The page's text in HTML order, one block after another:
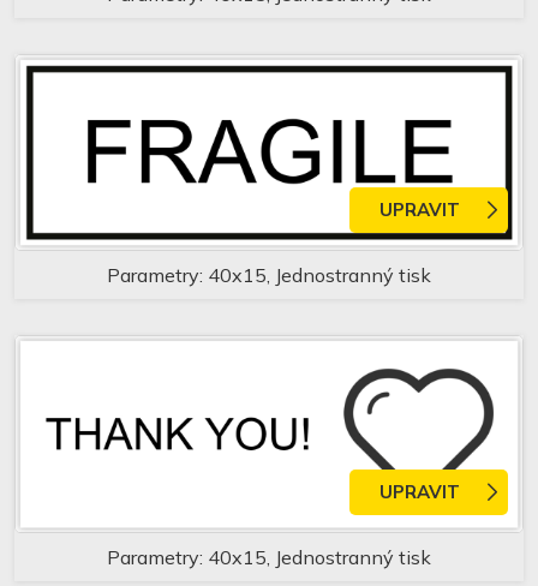
Parametry: 40x15, Jednostranný tisk
UPRAVIT
Parametry: 40x15, Jednostranný tisk
UPRAVIT